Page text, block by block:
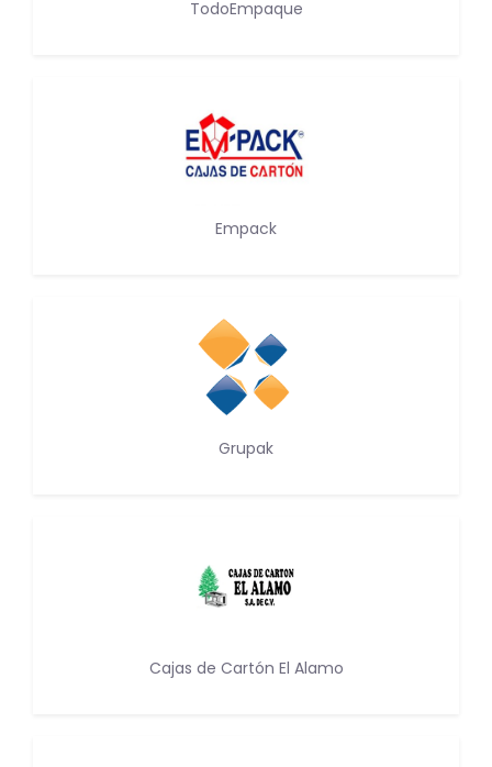
TodoEmpaque
Empack
Grupak
Cajas de Cartón El Alamo